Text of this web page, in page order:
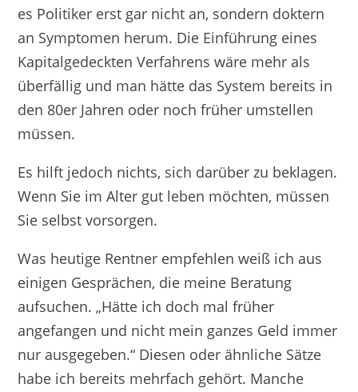
es Politiker erst gar nicht an, sondern doktern
an Symptomen herum. Die Einführung eines
Kapitalgedeckten Verfahrens wäre mehr als
überfällig und man hätte das System bereits in
den 80er Jahren oder noch früher umstellen
müssen.
Es hilft jedoch nichts, sich darüber zu beklagen.
Wenn Sie im Alter gut leben möchten, müssen
Sie selbst vorsorgen.
Was heutige Rentner empfehlen weiß ich aus
einigen Gesprächen, die meine Beratung
aufsuchen. „Hätte ich doch mal früher
angefangen und nicht mein ganzes Geld immer
nur ausgegeben.“ Diesen oder ähnliche Sätze
habe ich bereits mehrfach gehört. Manche